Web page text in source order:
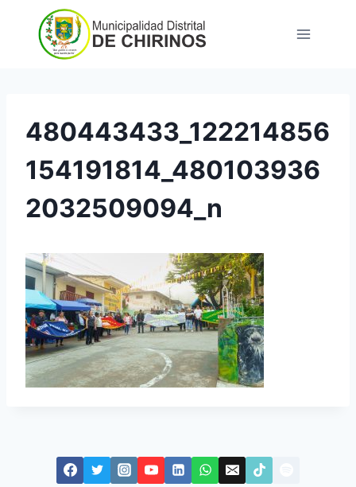
contenido
480443433_122214856
154191814_480103936
2032509094_n